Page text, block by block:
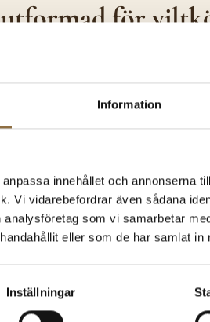
Information
innehållet och annonserna
Vi vidarebefordrar även sådana
som vi samarbetar
eller som de har samlat in
Inställningar
för
rätter
gillar